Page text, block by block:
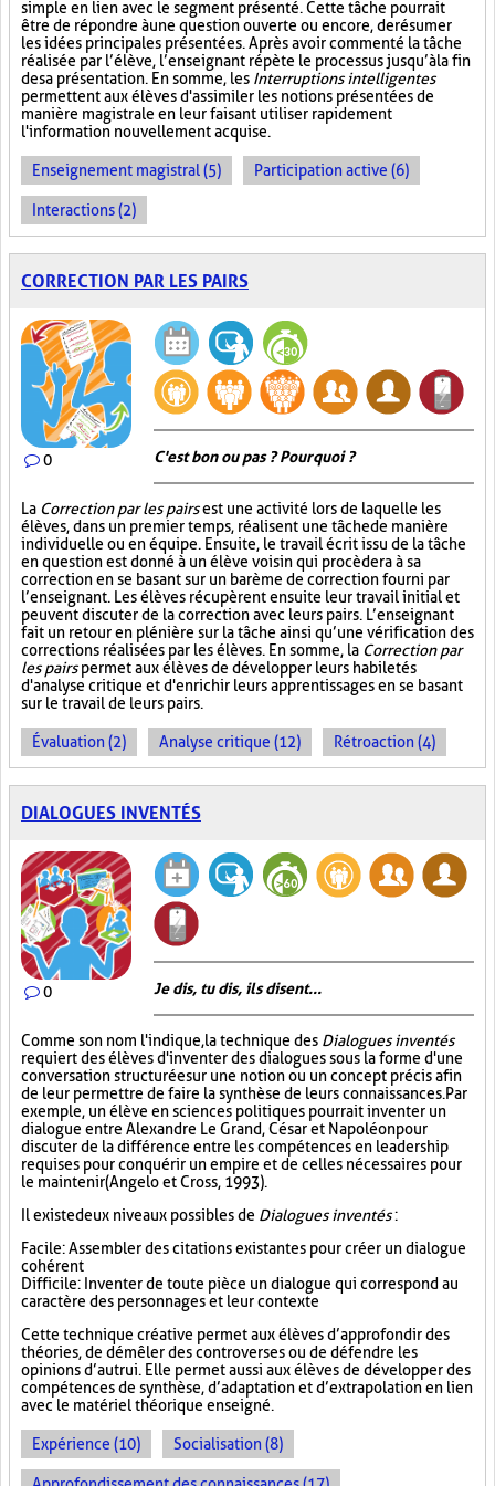
simple en lien avec le segment présenté. Cette tâche pourrait
être de répondre à une question ouverte ou encore, de résumer
les idées principales présentées. Après avoir commenté la tâche
réalisée par l’élève, l’enseignant répète le processus jusqu’à la fin
de sa présentation. En somme, les Interruptions intelligentes
permettent aux élèves d'assimiler les notions présentées de
manière magistrale en leur faisant utiliser rapidement
l'information nouvellement acquise.
Enseignement magistral (5) Participation active (6)
Interactions (2)
CORRECTION PAR LES PAIRS
0 C'est bon ou pas ? Pourquoi ?
La Correction par les pairsest une activité lors de laquelle les
élèves, dans un premier temps, réalisent une tâche de manière
individuelle ou en équipe. Ensuite, le travail écrit issu de la tâche
en question est donné à un élève voisin qui procèdera à sa
correction en se basant sur un barème de correction fourni par
l’enseignant. Les élèves récupèrent ensuite leur travail initial et
peuvent discuter de la correction avec leurs pairs. L’enseignant
fait un retour en plénière sur la tâche ainsi qu’une vérification des
corrections réalisées par les élèves. En somme, la Correction par
les pairspermet aux élèves de développer leurs habiletés
d'analyse critique et d'enrichir leurs apprentissages en se basant
sur le travail de leurs pairs.
Évaluation (2) Analyse critique (12) Rétroaction (4)
DIALOGUES INVENTÉS
0 Je dis, tu dis, ils disent...
Comme son nom l'indique, la technique des Dialogues inventés
requiert des élèves d'inventer des dialogues sous la forme d'une
conversation structurée sur une notion ou un concept précis afin
de leur permettre de faire la synthèse de leurs connaissances. Par
exemple, un élève en sciences politiques pourrait inventer un
dialogue entre Alexandre Le Grand, César et Napoléon pour
discuter de la différence entre les compétences en leadership
requises pour conquérir un empire et de celles nécessaires pour
le maintenir (Angelo et Cross, 1993).
Il existe deux niveaux possibles de Dialogues inventés:
Facile : Assembler des citations existantes pour créer un dialogue
cohérent
Difficile : Inventer de toute pièce un dialogue qui correspond au
caractère des personnages et leur contexte
Cette technique créative permet aux élèves d’approfondir des
théories, de démêler des controverses ou de défendre les
opinions d’autrui. Elle permet aussi aux élèves de développer des
compétences de synthèse, d’adaptation et d’extrapolation en lien
avec le matériel théorique enseigné.
Expérience (10) Socialisation (8)